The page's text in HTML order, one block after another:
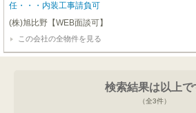
任・・・内装工事請負可
(株)旭比野【WEB面談可】
この会社の全物件を見る
検索結果は以上で
（全3件）